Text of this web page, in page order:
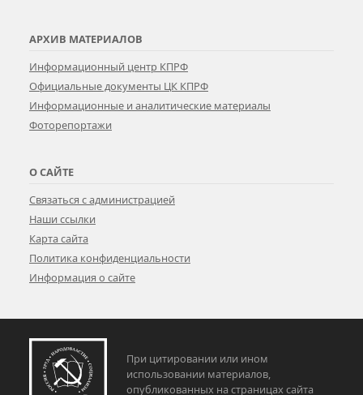
АРХИВ МАТЕРИАЛОВ
Информационный центр КПРФ
Официальные документы ЦК КПРФ
Информационные и аналитические материалы
Фоторепортажи
О САЙТЕ
Связаться с администрацией
Наши ссылки
Карта сайта
Политика конфиденциальности
Информация о сайте
При цитировании или ином
использовании материалов,
опубликованных на страницах сайта